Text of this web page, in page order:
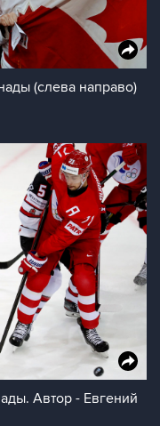
(слева направо)
Автор - Евгений